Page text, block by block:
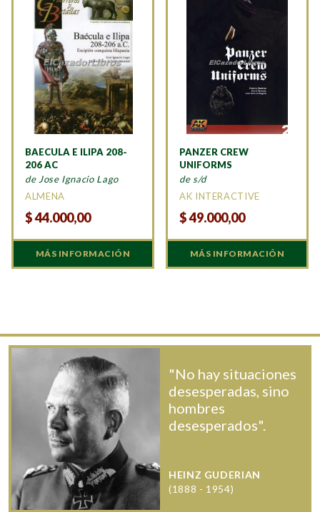
BAECULA E ILIPA 208-
206 AC
de Jose Ignacio Lago
ALMENA
$44.000,00
MÁS INFORMACIÓN
PANZER CREW
UNIFORMS
de s/d
AK INTERACTIVE
$49.000,00
MÁS INFORMACIÓN
"No hay situaciones
desesperadas, sino
hombres
desesperados".
HEINZ GUDERIAN
(1888 - 1954)